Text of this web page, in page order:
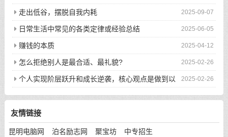
2025-09-07
走出低谷，摆脱自我内耗
2025-06-05
日常生活中常见的各类定律或经验总结
2025-04-12
赚钱的本质
2025-02-26
怎么拒绝别人是最合适、最礼貌?
2025-02-26
个人实现阶层跃升和成长逆袭，核心观点是做到以
下八件事
友情链接
昆明电脑网 泊名励志网 聚宝坊 中专招生